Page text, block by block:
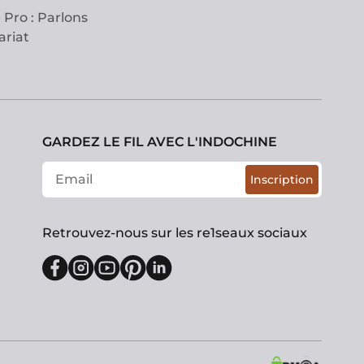
Pro : Parlons
GARDEZ LE FIL AVEC L'INDOCHINE
Inscription
Retrouvez-nous sur les re1seaux sociaux